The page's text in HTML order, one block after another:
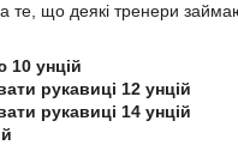
те, що деякі тренери
10 унцій
рукавиці 12 унцій
рукавиці 14 унцій